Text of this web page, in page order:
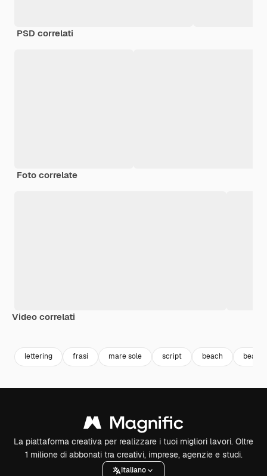
PSD correlati
Foto correlate
Video correlati
lettering frasi mare sole script beach beach
La piattaforma creativa per realizzare i tuoi migliori lavori. Oltre
1 milione di abbonati tra creativi, imprese, agenzie e studi.
Italiano